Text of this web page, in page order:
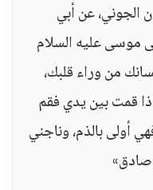
الجوني، عن أبي
موسى عليه السلام
من وراء قلبك،
قمت بين يدي فقم
أولى بالذم، وناجني